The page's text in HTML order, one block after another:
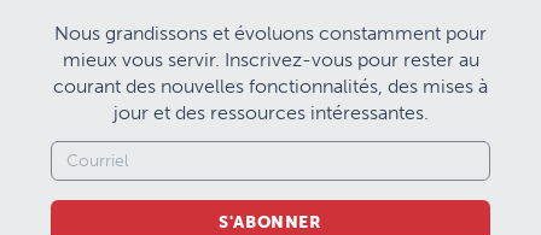
Nous grandissons et évoluons constamment pour
mieux vous servir. Inscrivez-vous pour rester au
courant des nouvelles fonctionnalités, des mises à
jour et des ressources intéressantes.
S'ABONNER